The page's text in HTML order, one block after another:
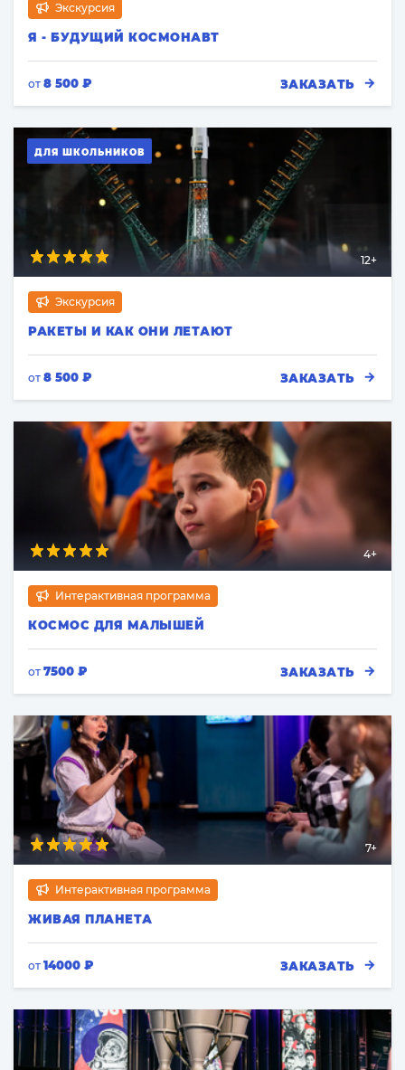
Экскурсия
Я - БУДУЩИЙ КОСМОНАВТ
от 8 500 ₽ ЗАКАЗАТЬ
ДЛЯ ШКОЛЬНИКОВ
12+
Экскурсия
РАКЕТЫ И КАК ОНИ ЛЕТАЮТ
от 8 500 ₽ ЗАКАЗАТЬ
4+
Интерактивная программа
КОСМОС ДЛЯ МАЛЫШЕЙ
от 7500 ₽ ЗАКАЗАТЬ
7+
Интерактивная программа
ЖИВАЯ ПЛАНЕТА
от 14000 ₽ ЗАКАЗАТЬ